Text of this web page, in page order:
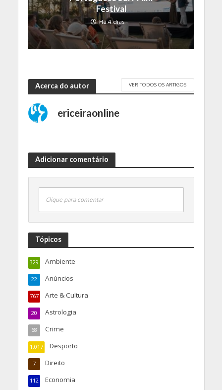
Festival
Há 4 dias
Acerca do autor VER TODOS OS ARTIGOS
ericeiraonline
Adicionar comentário
Clique para comentar
Tópicos
Ambiente
329
Anúncios
22
Arte & Cultura
767
Astrologia
20
Crime
68
Desporto
1.017
Direito
7
Economia
112